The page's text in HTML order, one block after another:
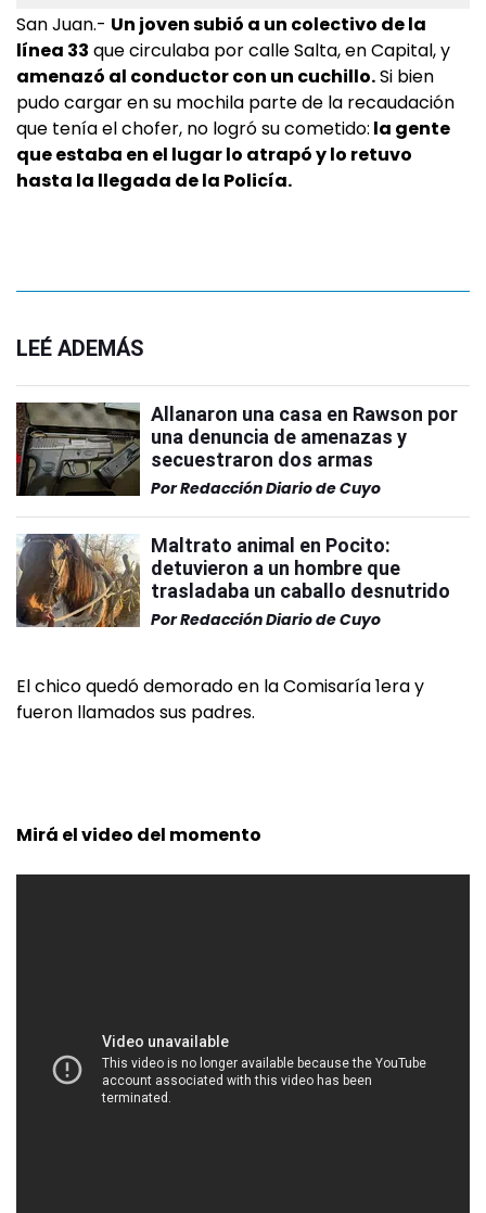
San Juan.- Un joven subió a un colectivo de la
línea 33 que circulaba por calle Salta, en Capital, y
amenazó al conductor con un cuchillo.Si bien
pudo cargar en su mochila parte de la recaudación
que tenía el chofer, no logró su cometido: la gente
que estaba en el lugar lo atrapó y lo retuvo
hasta la llegada de la Policía.
LEÉ ADEMÁS
Allanaron una casa en Rawson por
una denuncia de amenazas y
secuestraron dos armas
PorRedacción Diario de Cuyo
Maltrato animal en Pocito:
detuvieron a un hombre que
trasladaba un caballo desnutrido
PorRedacción Diario de Cuyo
El chico quedó demorado en la Comisaría 1era y
fueron llamados sus padres.
Mirá el video del momento